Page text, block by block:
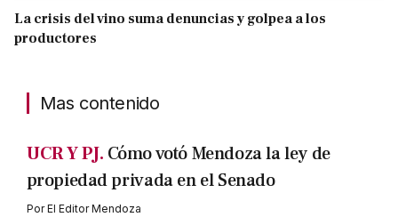
La crisis del vino suma denuncias y golpea a los
productores
Mas contenido
UCR Y PJ. Cómo votó Mendoza la ley de
propiedad privada en el Senado
PorEl Editor Mendoza